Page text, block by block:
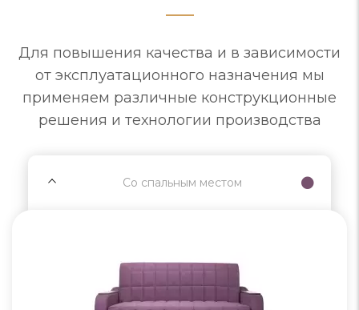
Для повышения качества и в зависимости
от эксплуатационного назначения мы
применяем различные конструкционные
решения и технологии производства
Со спальным местом